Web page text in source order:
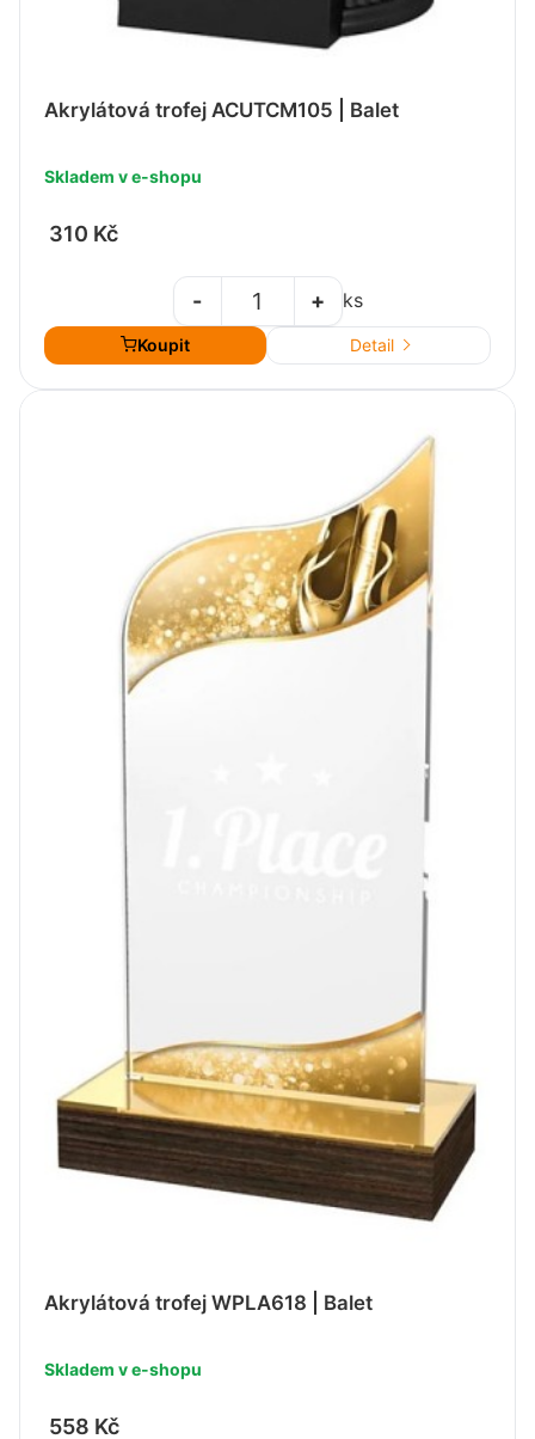
Akrylátová trofej ACUTCM105 | Balet
Skladem v e-shopu
310 Kč
+
- ks
Koupit Detail
Akrylátová trofej WPLA618 | Balet
Skladem v e-shopu
558 Kč